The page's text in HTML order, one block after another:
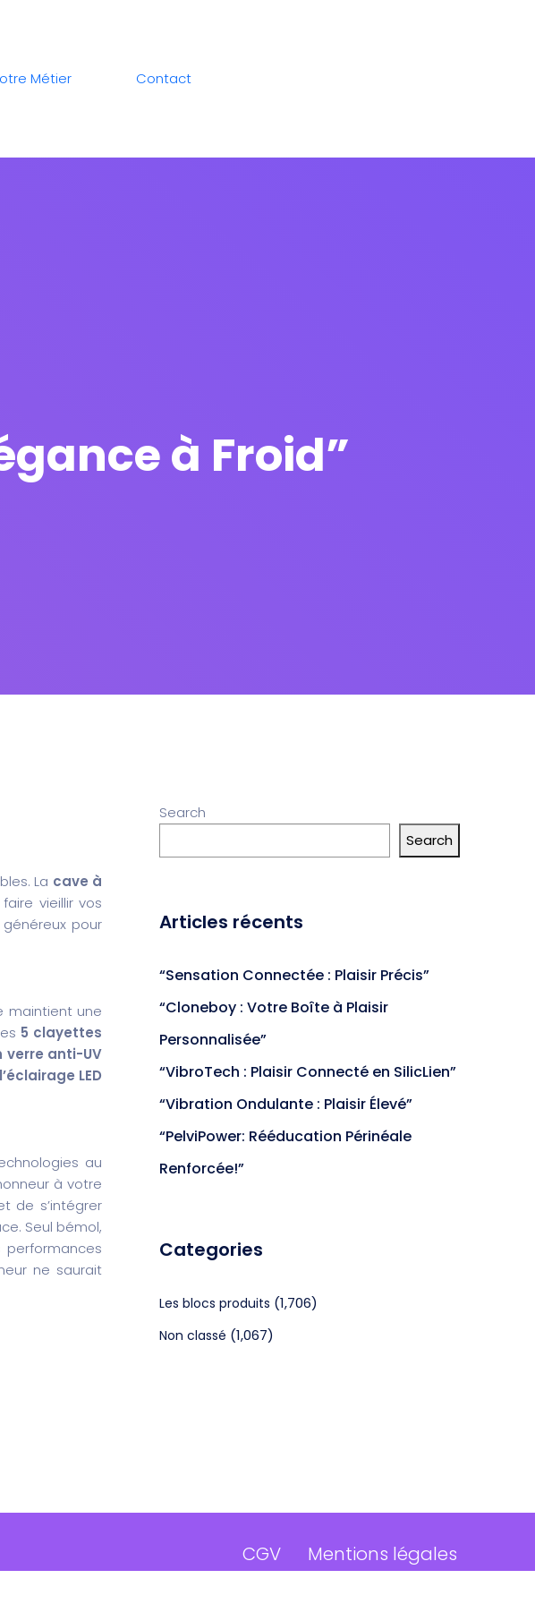
Métier Contact
à Froid”
La cave à
vieillir vos
pour
maintient une
5 clayettes
verre anti-UV
LED
au
à votre
de s’intégrer
Seul bémol,
ne saurait
Search
Search
Articles récents
“Sensation Connectée : Plaisir Précis”
“Cloneboy : Votre Boîte à Plaisir
Personnalisée”
“VibroTech : Plaisir Connecté en SilicLien”
“Vibration Ondulante : Plaisir Élevé”
“PelviPower: Rééducation Périnéale
Renforcée!”
Categories
Les blocs produits (1,706)
Non classé (1,067)
CGV Mentions légales